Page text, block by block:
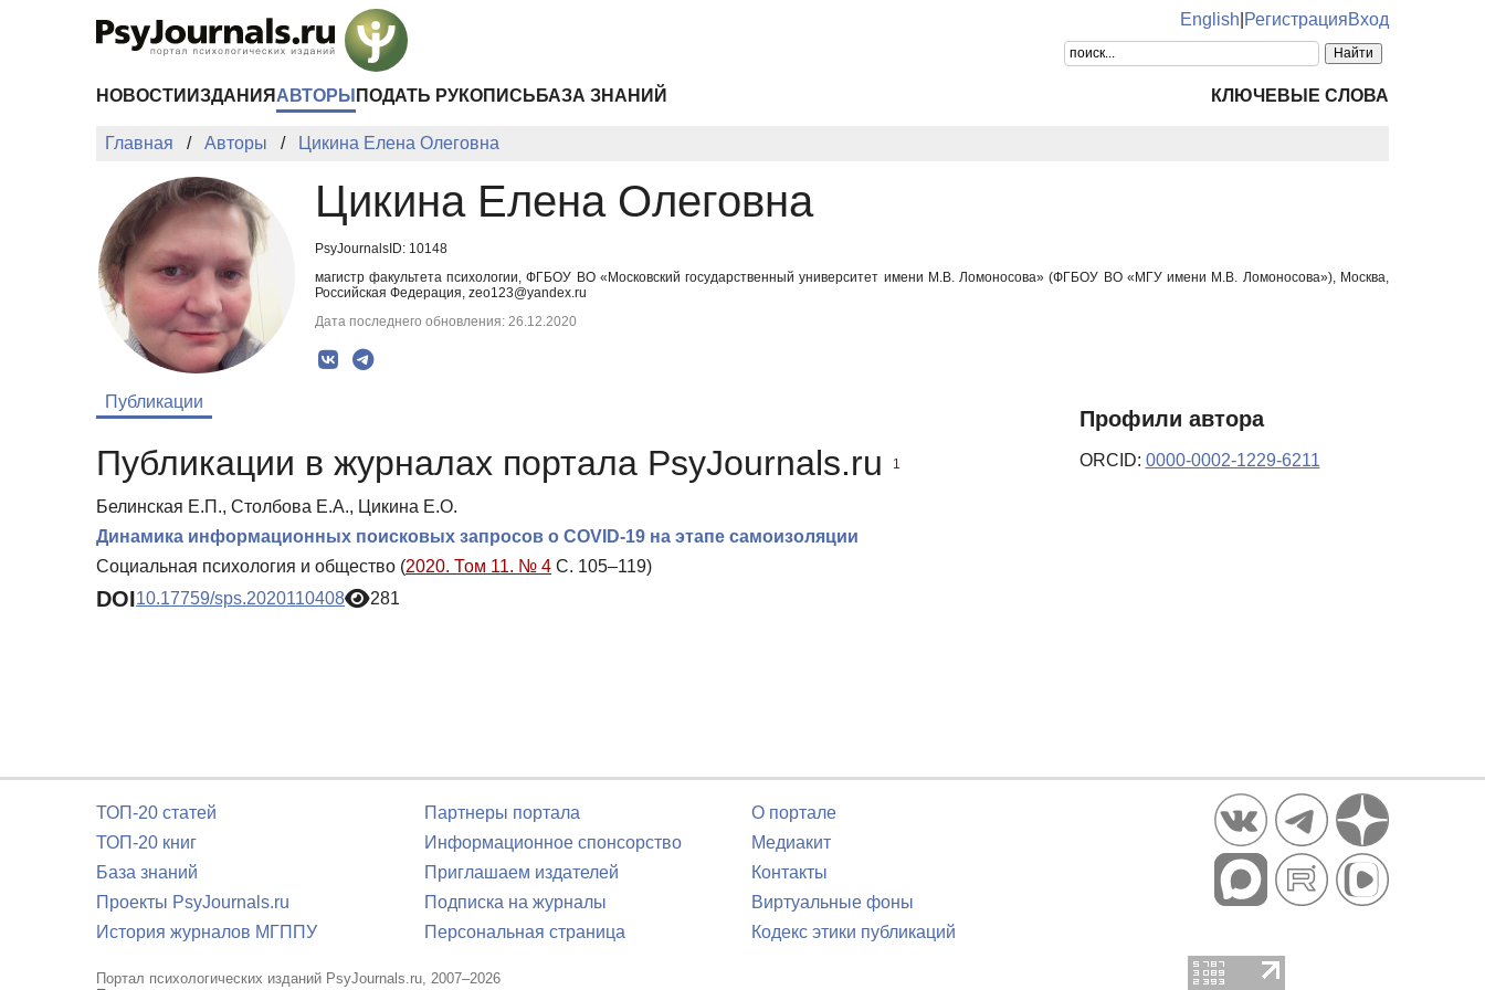
English РегистрацияВход
НОВОСТИ ИЗДАНИЯ АВТОРЫ ПОДАТЬ РУКОПИСЬ БАЗА ЗНАНИЙ КЛЮЧЕВЫЕ СЛОВА
Главная Авторы Цикина Елена Олеговна
Цикина Елена Олеговна
PsyJournalsID: 10148
магистр факультета психологии, ФГБОУ ВО «Московский государственный университет имени М.В. Ломоносова» (ФГБОУ ВО «МГУ имени М.В. Ломоносова»), Москва,
Российская Федерация, zeo123@yandex.ru
Дата последнего обновления: 26.12.2020
Публикации
Публикации в журналах портала PsyJournals.ru 1
Белинская Е.П., Столбова Е.А., Цикина Е.О.
Динамика информационных поисковых запросов о COVID-19 на этапе самоизоляции
Социальная психология и общество (2020. Том 11. № 4 С. 105–119)
DOI10.17759/sps.2020110408 281
Профили автора
ORCID: 0000-0002-1229-6211
ТОП-20 статей
ТОП-20 книг
База знаний
Проекты PsyJournals.ru
История журналов МГППУ
Партнеры портала
Информационное спонсорство
Приглашаем издателей
Подписка на журналы
Персональная страница
О портале
Медиакит
Контакты
Виртуальные фоны
Кодекс этики публикаций
Портал психологических изданий PsyJournals.ru, 2007–2026